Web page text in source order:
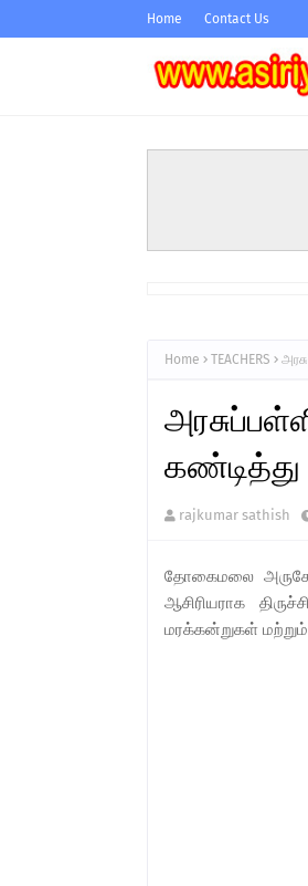
Home Contact Us
Home TEACHERS
rajkumar sathish
தோகைமலை அருகே
ஆசிரியராக
மரக்கன்றுகள் மற்றும்